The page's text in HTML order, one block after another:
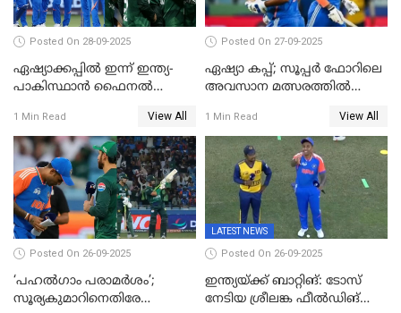
Posted On 28-09-2025
ഏഷ്യാക്കപ്പില്‍ ഇന്ന് ഇന്ത്യ-
പാകിസ്ഥാന്‍ ഫൈനല്‍
1 Min Read View All
Posted On 27-09-2025
ഏഷ്യാ കപ്പ്; സൂപ്പർ ഫോറിലെ
അവസാന മത്സരത്തിൽ
1 Min Read View All
Posted On 26-09-2025
‘പഹൽഗാം പരാമർശം’;
സൂര്യകുമാറിനെതിരേ
LATEST NEWS
Posted On 26-09-2025
ഇന്ത്യയ്ക്ക് ബാറ്റിങ്: ടോസ്
നേടിയ ശ്രീലങ്ക ഫീൽഡിങ്